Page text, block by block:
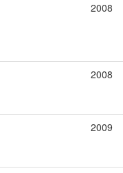
2008
2008
2009